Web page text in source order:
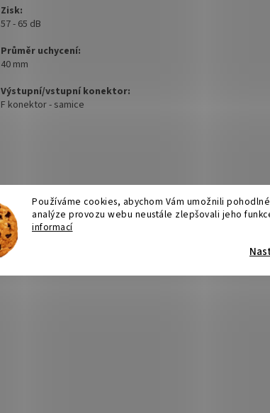
Používáme cookies, abychom Vám umožnili
analýze provozu webu neustále zlepšovali jeho
informací
Zisk:
57 - 65 dB
Průměr uchycení:
40 mm
Výstupní/vstupní konektor:
F konektor - samice